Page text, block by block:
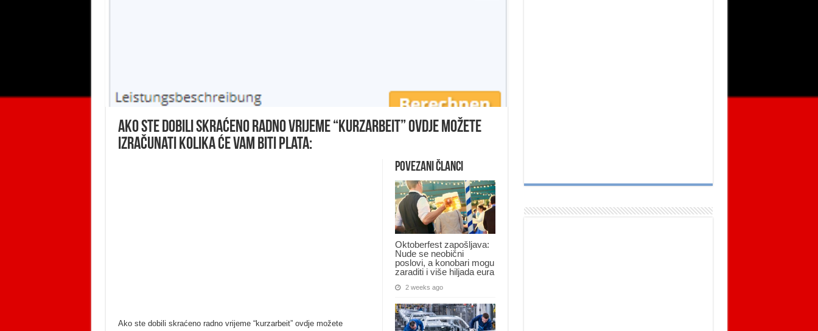
Ako ste dobili skraćeno radno vrijeme “kurzarbeit” ovdje možete
izračunati kolika će vam biti plata:
Povezani članci
Oktoberfest zapošljava:
Nude se neobični
poslovi, a konobari mogu
zaraditi i više hiljada eura
2 weeks ago
Ako ste dobili skraćeno radno vrijeme “kurzarbeit” ovdje možete